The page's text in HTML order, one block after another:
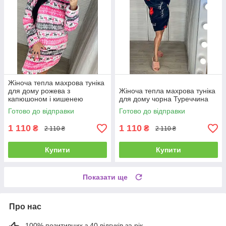
Жіноча тепла махрова туніка
для дому рожева з
капюшоном і кишенею
Готово до відправки
1 110 ₴ 2 110 ₴
Купити
Жіноча тепла махрова туніка
для дому чорна Туреччина
Готово до відправки
1 110 ₴ 2 110 ₴
Купити
Показати ще
Про нас